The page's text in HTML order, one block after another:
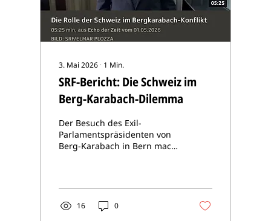
3. Mai 2026∙ 1 Min.
SRF-Bericht: Die Schweiz im
Berg-Karabach-Dilemma
Der Besuch des Exil-
Parlamentspräsidenten von
Berg-Karabach in Bern macht
Interessen und
völkerrechtlichen Realitäten
zu zerrieben drohen. Mehr
16 0